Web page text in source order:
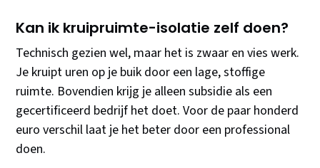
Kan ik kruipruimte-isolatie zelf doen?
Technisch gezien wel, maar het is zwaar en vies werk.
Je kruipt uren op je buik door een lage, stoffige
ruimte. Bovendien krijg je alleen subsidie als een
gecertificeerd bedrijf het doet. Voor de paar honderd
euro verschil laat je het beter door een professional
doen.